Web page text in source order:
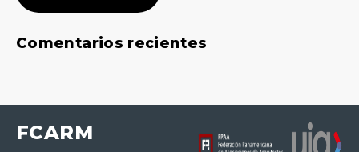
Comentarios recientes
FCARM